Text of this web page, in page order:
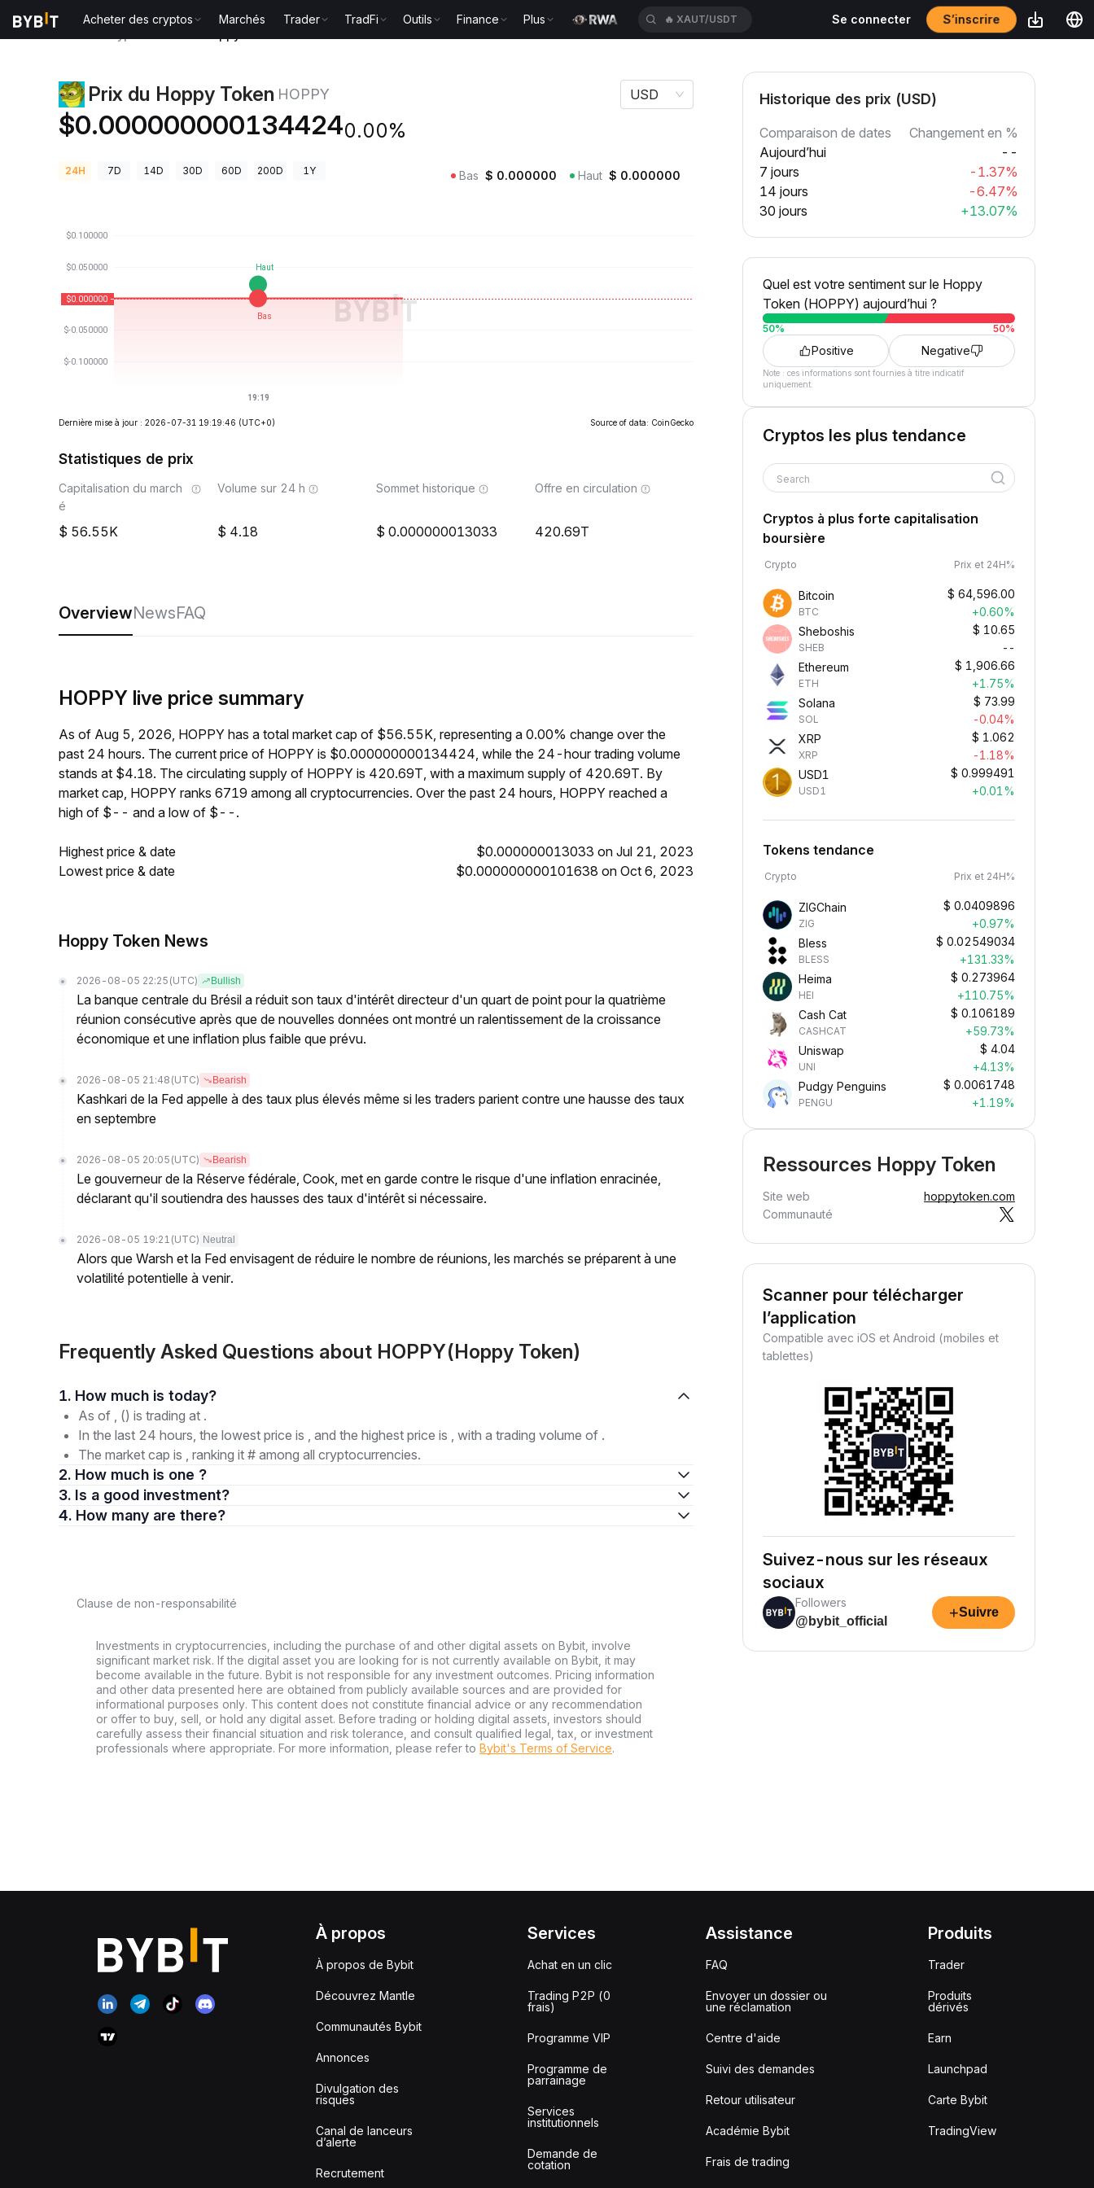
Acheter des cryptos Marchés Trader TradFi Outils Finance Plus 🔥 XAUT/USDT Se connecter S’inscrire
Prix du Hoppy Token HOPPY
$0.0000000001344240.00%
USD
24H 7D 14D 30D 60D 200D 1Y Bas $ 0.000000 Haut $ 0.000000
Dernière mise à jour : 2026-07-31 19:19:46 (UTC+0) Source of data: CoinGecko
Statistiques de prix
Capitalisation du march
é
56.55K
Volume sur 24 h
4.18
Sommet historique
0.000000013033
Offre en circulation
420.69T
OverviewNewsFAQ
HOPPY live price summary
As of Aug 5, 2026, HOPPY has a total market cap of $56.55K, representing a 0.00% change over the
past 24 hours. The current price of HOPPY is $0.000000000134424, while the 24-hour trading volume
stands at $4.18. The circulating supply of HOPPY is 420.69T, with a maximum supply of 420.69T. By
market cap, HOPPY ranks 6719 among all cryptocurrencies. Over the past 24 hours, HOPPY reached a
high of $-- and a low of $--.
Highest price & date
$0.000000013033 on Jul 21, 2023
Lowest price & date
$0.000000000101638 on Oct 6, 2023
Hoppy Token News
2026-08-05 22:25 (UTC) Bullish
La banque centrale du Brésil a réduit son taux d'intérêt directeur d'un quart de point pour la quatrième
réunion consécutive après que de nouvelles données ont montré un ralentissement de la croissance
économique et une inflation plus faible que prévu.
2026-08-05 21:48 (UTC) Bearish
Kashkari de la Fed appelle à des taux plus élevés même si les traders parient contre une hausse des taux
en septembre
2026-08-05 20:05 (UTC) Bearish
Le gouverneur de la Réserve fédérale, Cook, met en garde contre le risque d'une inflation enracinée,
déclarant qu'il soutiendra des hausses des taux d'intérêt si nécessaire.
2026-08-05 19:21 (UTC) Neutral
Alors que Warsh et la Fed envisagent de réduire le nombre de réunions, les marchés se préparent à une
volatilité potentielle à venir.
Frequently Asked Questions about HOPPY(Hoppy Token)
1. How much is today?
As of , () is trading at .
In the last 24 hours, the lowest price is , and the highest price is , with a trading volume of .
The market cap is , ranking it # among all cryptocurrencies.
2. How much is one ?
3. Is a good investment?
4. How many are there?
Clause de non-responsabilité
Investments in cryptocurrencies, including the purchase of and other digital assets on Bybit, involve
significant market risk. If the digital asset you are looking for is not currently available on Bybit, it may
become available in the future. Bybit is not responsible for any investment outcomes. Pricing information
and other data presented here are obtained from publicly available sources and are provided for
informational purposes only. This content does not constitute financial advice or any recommendation
or offer to buy, sell, or hold any digital asset. Before trading or holding digital assets, investors should
carefully assess their financial situation and risk tolerance, and consult qualified legal, tax, or investment
professionals where appropriate. For more information, please refer to Bybit's Terms of Service.
Historique des prix (USD)
Comparaison de dates
Changement en %
Aujourd’hui
--
7 jours
-1.37%
14 jours
-6.47%
30 jours
+13.07%
Quel est votre sentiment sur le Hoppy
Token (HOPPY) aujourd’hui ?
50% 50%
Positive Negative
Note : ces informations sont fournies à titre indicatif
uniquement.
Cryptos les plus tendance
Search
Cryptos à plus forte capitalisation
boursière
Crypto Prix et 24H%
Bitcoin
BTC
$ 64,596.00
+0.60%
Sheboshis
SHEB
$ 10.65
--
Ethereum
ETH
$ 1,906.66
+1.75%
Solana
SOL
$ 73.99
-0.04%
XRP
XRP
$ 1.062
-1.18%
USD1
USD1
$ 0.999491
+0.01%
Tokens tendance
Crypto Prix et 24H%
ZIGChain
ZIG
$ 0.0409896
+0.97%
Bless
BLESS
$ 0.02549034
+131.33%
Heima
HEI
$ 0.273964
+110.75%
Cash Cat
CASHCAT
$ 0.106189
+59.73%
Uniswap
UNI
$ 4.04
+4.13%
Pudgy Penguins
PENGU
$ 0.0061748
+1.19%
Ressources Hoppy Token
Site web
hoppytoken.com
Communauté
Scanner pour télécharger
l’application
Compatible avec iOS et Android (mobiles et
tablettes)
Suivez-nous sur les réseaux
sociaux
Followers
@bybit_official
+Suivre
À propos
À propos de Bybit
Découvrez Mantle
Communautés Bybit
Annonces
Divulgation des
risques
Canal de lanceurs
d’alerte
Recrutement
Services
Achat en un clic
Trading P2P (0
frais)
Programme VIP
Programme de
parrainage
Services
institutionnels
Demande de
cotation
Assistance
FAQ
Envoyer un dossier ou
une réclamation
Centre d'aide
Suivi des demandes
Retour utilisateur
Académie Bybit
Frais de trading
Produits
Trader
Produits
dérivés
Earn
Launchpad
Carte Bybit
TradingView